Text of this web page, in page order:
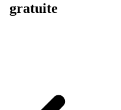
gratuite